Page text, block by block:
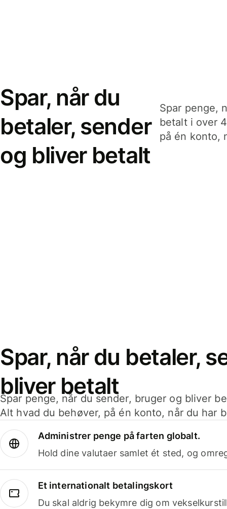
Spar, når du
betaler, sender
og bliver betalt
Spar penge,
betalt i over
på én konto,
Spar, når du betaler,
bliver betalt
Spar penge, når du sender, bruger og bliver
Alt hvad du behøver, på én konto, når du har
Administrer penge på farten globalt.
Hold dine valutaer samlet ét sted, og
Et internationalt betalingskort
Du skal aldrig bekymre dig om